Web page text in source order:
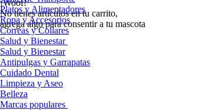
¡Woof!
No tíenes artículos en tu carrito,
agrega algo para consentir a tu mascota
Platos y Alimentadores
Ropa y Accesorios
Correas y Collares
Salud y Bienestar
Salud y Bienestar
Antipulgas y Garrapatas
Cuidado Dental
Limpieza y Aseo
Belleza
Marcas populares